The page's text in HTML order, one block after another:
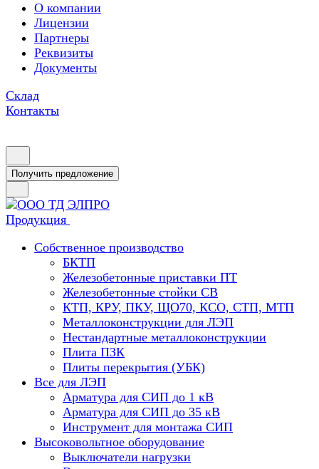
О компании
Лицензии
Партнеры
Реквизиты
Документы
Склад
Контакты
Получить предложение
Продукция
Собственное производство
БКТП
Железобетонные приставки ПТ
Железобетонные стойки СВ
КТП, КРУ, ПКУ, ЩО70, КСО, СТП, МТП
Металлоконструкции для ЛЭП
Нестандартные металлоконструкции
Плита ПЗК
Плиты перекрытия (УБК)
Все для ЛЭП
Арматура для СИП до 1 кВ
Арматура для СИП до 35 кВ
Инструмент для монтажа СИП
Высоковольтное оборудование
Выключатели нагрузки